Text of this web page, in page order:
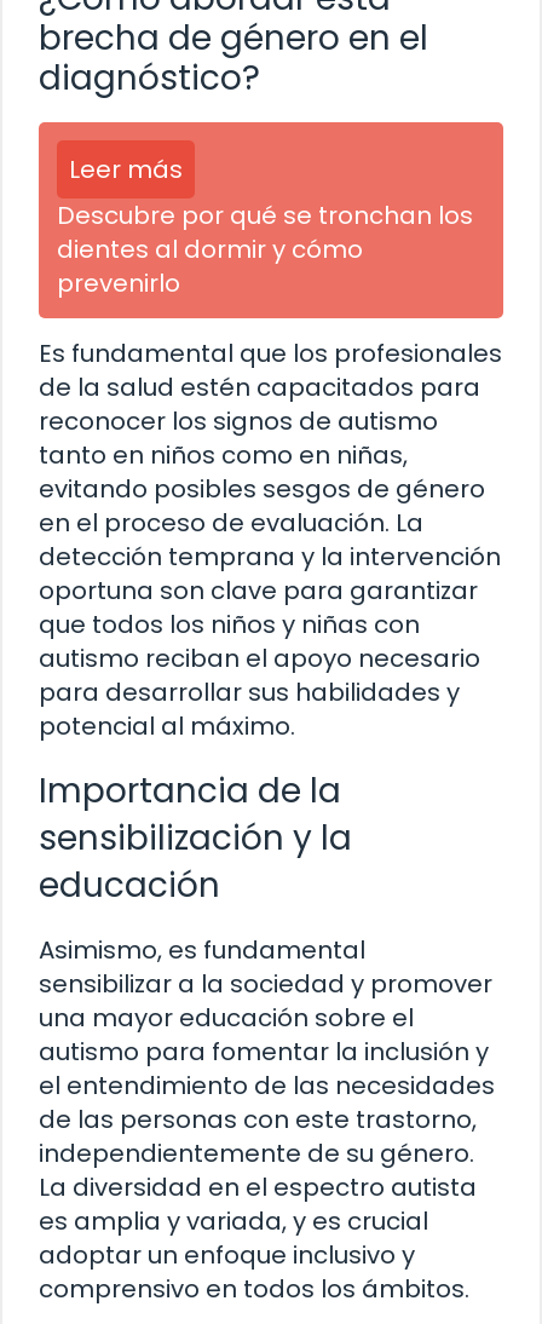
brecha de género en el
diagnóstico?
Leer más
Descubre por qué se tronchan los
dientes al dormir y cómo
prevenirlo
Es fundamental que los profesionales
de la salud estén capacitados para
reconocer los signos de autismo
tanto en niños como en niñas,
evitando posibles sesgos de género
en el proceso de evaluación. La
detección temprana y la intervención
oportuna son clave para garantizar
que todos los niños y niñas con
autismo reciban el apoyo necesario
para desarrollar sus habilidades y
potencial al máximo.
Importancia de la
sensibilización y la
educación
Asimismo, es fundamental
sensibilizar a la sociedad y promover
una mayor educación sobre el
autismo para fomentar la inclusión y
el entendimiento de las necesidades
de las personas con este trastorno,
independientemente de su género.
La diversidad en el espectro autista
es amplia y variada, y es crucial
adoptar un enfoque inclusivo y
comprensivo en todos los ámbitos.